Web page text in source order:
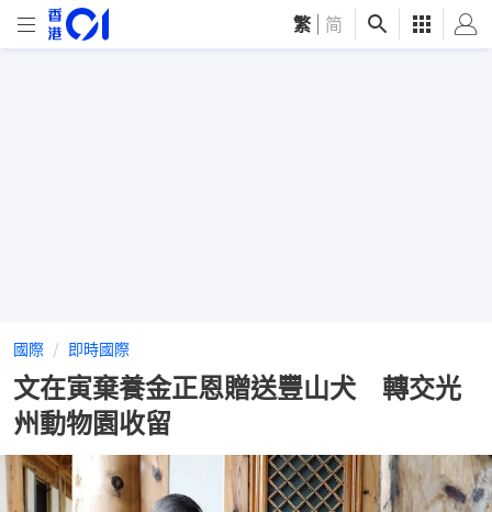
繁 简
國際 即時國際
文在寅棄養金正恩贈送豐山犬 轉交光
州動物園收留